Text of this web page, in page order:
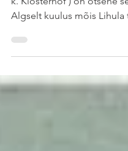
Mõisa nimigi ütleb, et
Algselt kuulus mõis Lihula